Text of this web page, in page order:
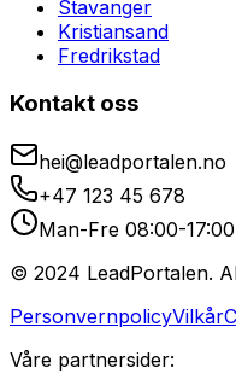
Stavanger
Kristiansand
Fredrikstad
Kontakt oss
hei@leadportalen.no
+47 123 45 678
Man-Fre 08:00-17:00
© 2024 LeadPortalen.
PersonvernpolicyVilkår
Våre partnersider: